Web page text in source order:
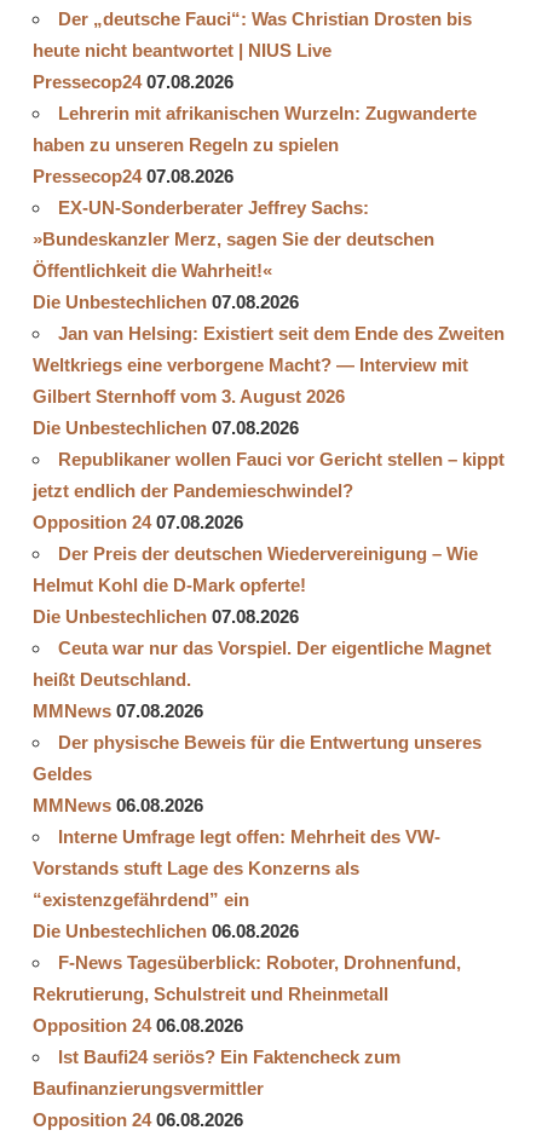
Der „deutsche Fauci“: Was Christian Drosten bis
heute nicht beantwortet | NIUS Live
Pressecop24 07.08.2026
Lehrerin mit afrikanischen Wurzeln: Zugwanderte
haben zu unseren Regeln zu spielen
Pressecop24 07.08.2026
EX-UN-Sonderberater Jeffrey Sachs:
»Bundeskanzler Merz, sagen Sie der deutschen
Öffentlichkeit die Wahrheit!«
Die Unbestechlichen 07.08.2026
Jan van Helsing: Existiert seit dem Ende des Zweiten
Weltkriegs eine verborgene Macht? — Interview mit
Gilbert Sternhoff vom 3. August 2026
Die Unbestechlichen 07.08.2026
Republikaner wollen Fauci vor Gericht stellen – kippt
jetzt endlich der Pandemieschwindel?
Opposition 24 07.08.2026
Der Preis der deutschen Wiedervereinigung – Wie
Helmut Kohl die D‑Mark opferte!
Die Unbestechlichen 07.08.2026
Ceuta war nur das Vorspiel. Der eigentliche Magnet
heißt Deutschland.
MMNews 07.08.2026
Der physische Beweis für die Entwertung unseres
Geldes
MMNews 06.08.2026
Interne Umfrage legt offen: Mehrheit des VW-
Vorstands stuft Lage des Konzerns als
“existenzgefährdend” ein
Die Unbestechlichen 06.08.2026
F-News Tagesüberblick: Roboter, Drohnenfund,
Rekrutierung, Schulstreit und Rheinmetall
Opposition 24 06.08.2026
Ist Baufi24 seriös? Ein Faktencheck zum
Baufinanzierungsvermittler
Opposition 24 06.08.2026